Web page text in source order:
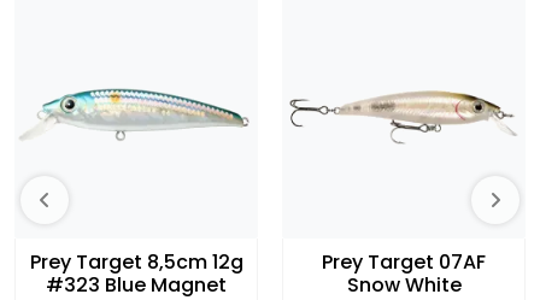
Prey Target 8,5cm 12g
#323 Blue Magnet
Prey Target 07AF
Snow White